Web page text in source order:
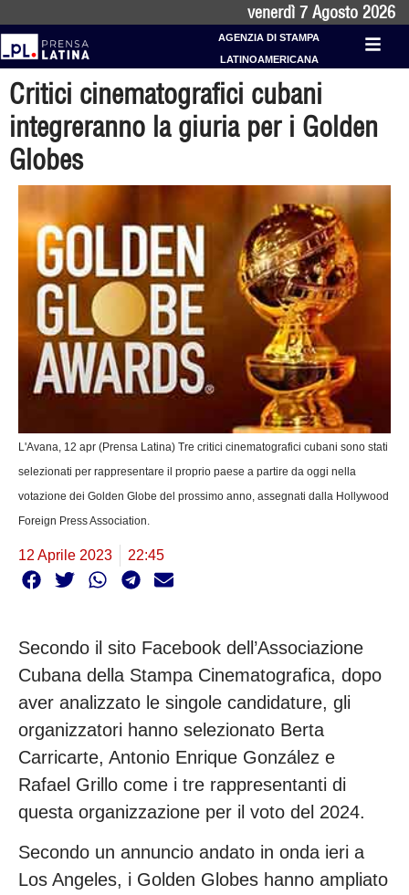
venerdì 7 Agosto 2026
AGENZIA DI STAMPA
LATINOAMERICANA
Critici cinematografici cubani
integreranno la giuria per i Golden
Globes
L'Avana, 12 apr (Prensa Latina) Tre critici cinematografici cubani sono stati
selezionati per rappresentare il proprio paese a partire da oggi nella
votazione dei Golden Globe del prossimo anno, assegnati dalla Hollywood
Foreign Press Association.
12 Aprile 2023 22:45
Secondo il sito Facebook dell’Associazione
Cubana della Stampa Cinematografica, dopo
aver analizzato le singole candidature, gli
organizzatori hanno selezionato Berta
Carricarte, Antonio Enrique González e
Rafael Grillo come i tre rappresentanti di
questa organizzazione per il voto del 2024.
Secondo un annuncio andato in onda ieri a
Los Angeles, i Golden Globes hanno ampliato